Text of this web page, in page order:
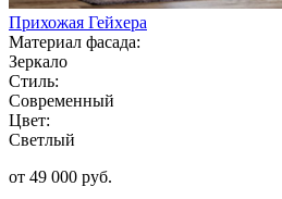
Прихожая Гейхера
Материал фасада:
Зеркало
Стиль:
Современный
Цвет:
Светлый
от 49 000 руб.